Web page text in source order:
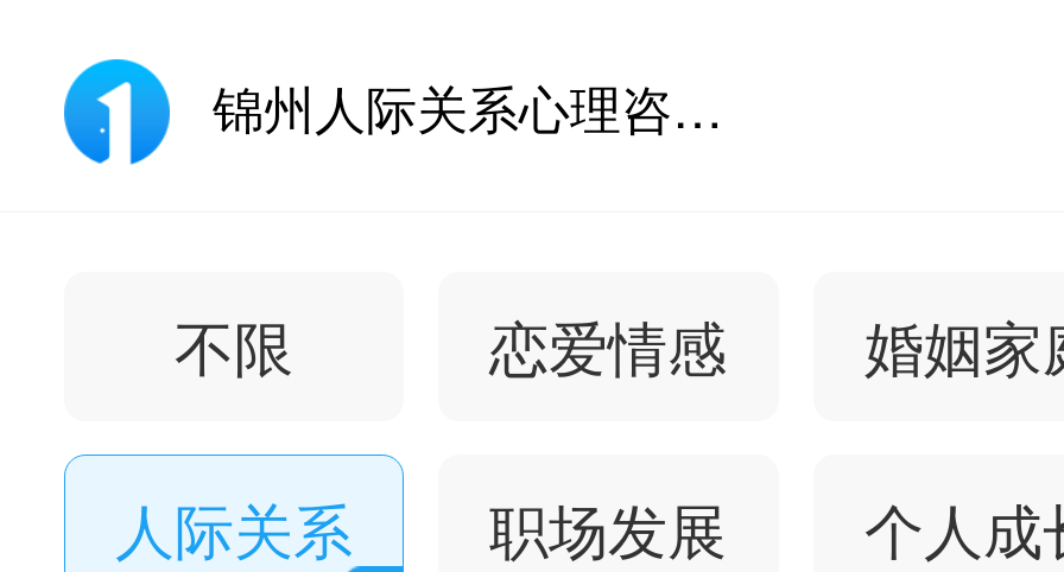
锦州人际关系心理咨询医生推荐_锦州人际关系心理咨询专家哪个好-壹点灵
不限 恋爱情感 婚姻家
人际关系 职场发展 个人成